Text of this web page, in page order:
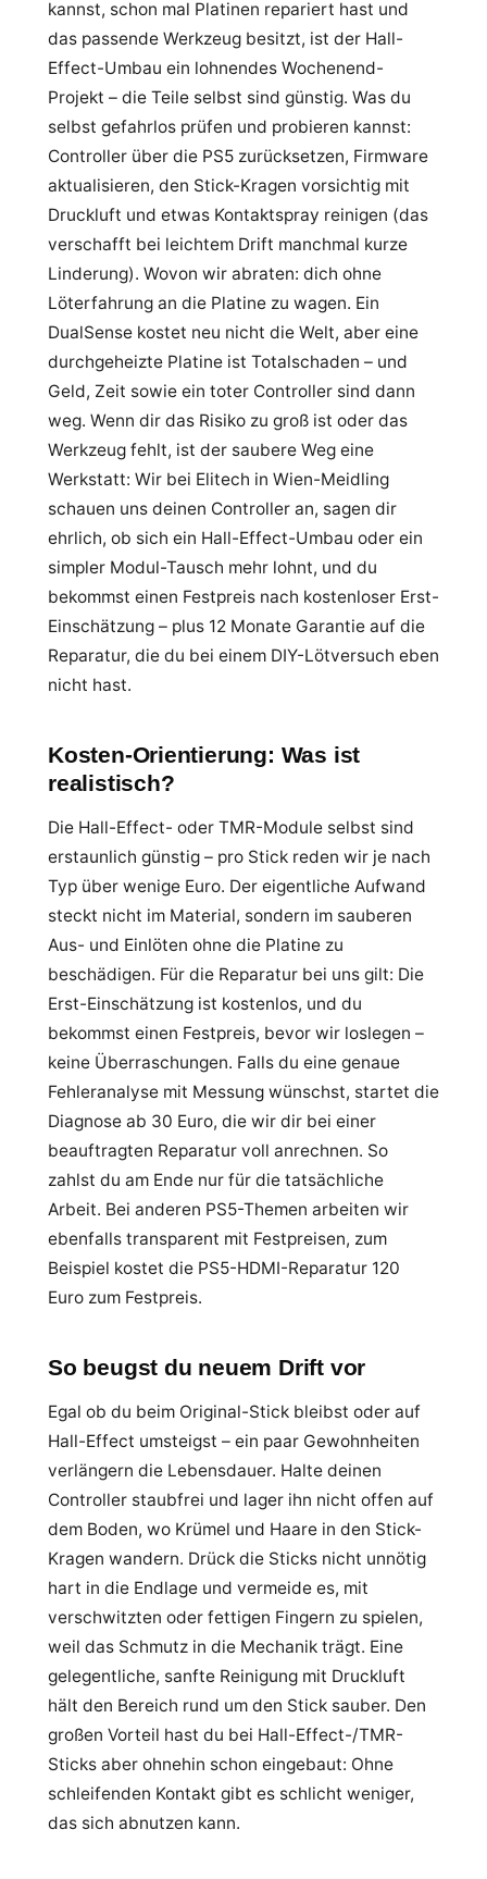
kannst, schon mal Platinen repariert hast und
das passende Werkzeug besitzt, ist der Hall-
Effect-Umbau ein lohnendes Wochenend-
Projekt – die Teile selbst sind günstig. Was du
selbst gefahrlos prüfen und probieren kannst:
Controller über die PS5 zurücksetzen, Firmware
aktualisieren, den Stick-Kragen vorsichtig mit
Druckluft und etwas Kontaktspray reinigen (das
verschafft bei leichtem Drift manchmal kurze
Linderung). Wovon wir abraten: dich ohne
Löterfahrung an die Platine zu wagen. Ein
DualSense kostet neu nicht die Welt, aber eine
durchgeheizte Platine ist Totalschaden – und
Geld, Zeit sowie ein toter Controller sind dann
weg. Wenn dir das Risiko zu groß ist oder das
Werkzeug fehlt, ist der saubere Weg eine
Werkstatt: Wir bei Elitech in Wien-Meidling
schauen uns deinen Controller an, sagen dir
ehrlich, ob sich ein Hall-Effect-Umbau oder ein
simpler Modul-Tausch mehr lohnt, und du
bekommst einen Festpreis nach kostenloser Erst-
Einschätzung – plus 12 Monate Garantie auf die
Reparatur, die du bei einem DIY-Lötversuch eben
nicht hast.
Kosten-Orientierung: Was ist
realistisch?
Die Hall-Effect- oder TMR-Module selbst sind
erstaunlich günstig – pro Stick reden wir je nach
Typ über wenige Euro. Der eigentliche Aufwand
steckt nicht im Material, sondern im sauberen
Aus- und Einlöten ohne die Platine zu
beschädigen. Für die Reparatur bei uns gilt: Die
Erst-Einschätzung ist kostenlos, und du
bekommst einen Festpreis, bevor wir loslegen –
keine Überraschungen. Falls du eine genaue
Fehleranalyse mit Messung wünschst, startet die
Diagnose ab 30 Euro, die wir dir bei einer
beauftragten Reparatur voll anrechnen. So
zahlst du am Ende nur für die tatsächliche
Arbeit. Bei anderen PS5-Themen arbeiten wir
ebenfalls transparent mit Festpreisen, zum
Beispiel kostet die PS5-HDMI-Reparatur 120
Euro zum Festpreis.
So beugst du neuem Drift vor
Egal ob du beim Original-Stick bleibst oder auf
Hall-Effect umsteigst – ein paar Gewohnheiten
verlängern die Lebensdauer. Halte deinen
Controller staubfrei und lager ihn nicht offen auf
dem Boden, wo Krümel und Haare in den Stick-
Kragen wandern. Drück die Sticks nicht unnötig
hart in die Endlage und vermeide es, mit
verschwitzten oder fettigen Fingern zu spielen,
weil das Schmutz in die Mechanik trägt. Eine
gelegentliche, sanfte Reinigung mit Druckluft
hält den Bereich rund um den Stick sauber. Den
großen Vorteil hast du bei Hall-Effect-/TMR-
Sticks aber ohnehin schon eingebaut: Ohne
schleifenden Kontakt gibt es schlicht weniger,
das sich abnutzen kann.